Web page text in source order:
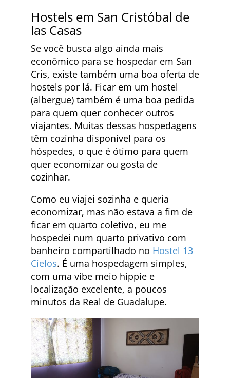
Hostels em San Cristóbal de
las Casas
Se você busca algo ainda mais
econômico para se hospedar em San
Cris, existe também uma boa oferta de
hostels por lá. Ficar em um hostel
(albergue) também é uma boa pedida
para quem quer conhecer outros
viajantes. Muitas dessas hospedagens
têm cozinha disponível para os
hóspedes, o que é ótimo para quem
quer economizar ou gosta de
cozinhar.
Como eu viajei sozinha e queria
economizar, mas não estava a fim de
ficar em quarto coletivo, eu me
hospedei num quarto privativo com
banheiro compartilhado no Hostel 13
Cielos. É uma hospedagem simples,
com uma vibe meio hippie e
localização excelente, a poucos
minutos da Real de Guadalupe.